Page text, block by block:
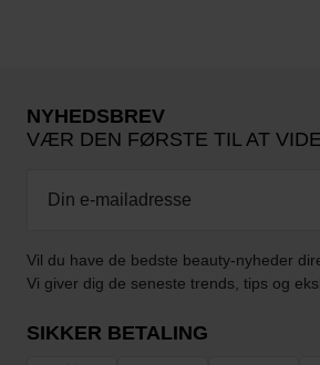
NYHEDSBREV
VÆR DEN FØRSTE TIL AT
Vil du have de bedste beauty-nyheder
Vi giver dig de seneste trends, tips og
SIKKER BETALING